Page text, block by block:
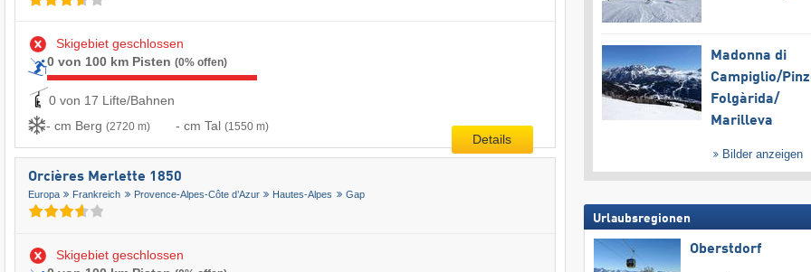
Skigebiet geschlossen
0 von 100 km Pisten (0% offen)
0 von 17 Lifte/Bahnen
- cm Berg (2720 m) - cm Tal (1550 m)
Details
Orcières Merlette 1850
Europa Frankreich Provence-Alpes-Côte d’Azur Hautes-Alpes Gap
Skigebiet geschlossen
Madonna di
Campiglio/​
Folgàrida/​
Marilleva
Bilder anzeigen
Urlaubsregionen
Oberstdorf